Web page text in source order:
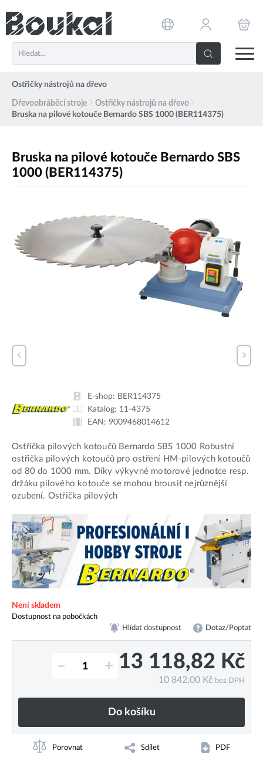
Ostřičky nástrojů na dřevo
Dřevoobráběcí stroje
Ostřičky nástrojů na dřevo
Bruska na pilové kotouče Bernardo SBS 1000 (BER114375)
Bruska na pilové kotouče Bernardo SBS
1000 (BER114375)
E-shop: BER114375
Katalog: 11-4375
EAN: 9009468014612
Ostřička pilových kotoučů Bernardo SBS 1000 Robustní
ostřička pilových kotoučů pro ostření HM-pilových kotoučů
od 80 do 1000 mm. Díky výkyvné motorové jednotce resp.
držáku pilového kotouče se mohou brousit nejrůznější
ozubení. Ostřička pilových
Není skladem
Dostupnost na pobočkách
Hlídat dostupnost Dotaz/Poptat
– + 13 118,82 Kč
10 842,00 Kč bez DPH
Do košíku
Porovnat Sdílet PDF